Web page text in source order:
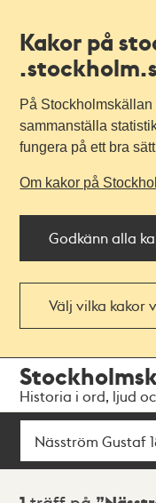
Kakor på
På
sammanställa
fungera på ett bra
Om kakor på
Godkänn alla
Välj vilka kakor
navigationen
huvudinnehållet
Historia i ord, ljud
Sök